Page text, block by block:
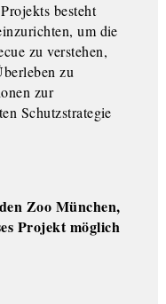
besteht
um die
zu verstehen,
zu
zur
Schutzstrategie
Zoo München,
Projekt möglich